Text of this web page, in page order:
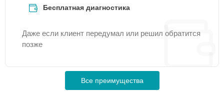
Бесплатная диагностика
Даже если клиент передумал или решил обратится
позже
Все преимущества